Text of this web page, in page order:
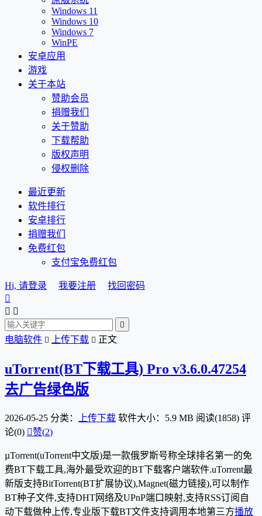
Windows 11
Windows 10
Windows 7
WinPE
安卓应用
游戏
关于本站
赞助会员
捐赠我们
关于赞助
下载帮助
版权声明
侵权删除
最近更新
软件排行
安卓排行
捐赠我们
免费红包
支付宝免费红包
Hi, 请登录 我要注册
找回密码

 

电脑软件  上传下载  正文
uTorrent(BT下载工具) Pro v3.6.0.47254
去广告绿色版
2026-05-25 分类： 上传下载 软件大小：5.9 MB 阅读(1858) 评
论(0) 赞(2)
µTorrent(uTorrent中文版)是一款俄罗斯号称全球排名第一的免
费BT下载工具,海外最受欢迎的BT下载客户端软件.uTorrent最
新版支持BitTorrent(BT扩展协议),Magnet(磁力链接),可以制作
BT种子文件,支持DHT网络及UPnP端口映射,支持RSS订阅自
动下载做种上传,专业版下载BT文件支持调用本地第三方播放